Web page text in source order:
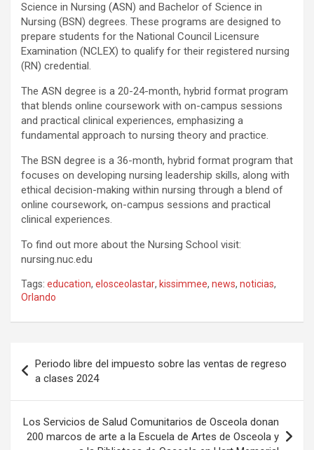
Science in Nursing (ASN) and Bachelor of Science in
Nursing (BSN) degrees. These programs are designed to
prepare students for the National Council Licensure
Examination (NCLEX) to qualify for their registered nursing
(RN) credential.
The ASN degree is a 20-24-month, hybrid format program
that blends online coursework with on-campus sessions
and practical clinical experiences, emphasizing a
fundamental approach to nursing theory and practice.
The BSN degree is a 36-month, hybrid format program that
focuses on developing nursing leadership skills, along with
ethical decision-making within nursing through a blend of
online coursework, on-campus sessions and practical
clinical experiences.
To find out more about the Nursing School visit:
nursing.nuc.edu
Tags: education, elosceolastar, kissimmee, news, noticias,
Orlando
s
Periodo libre del impuesto sobre las ventas de regreso
a clases 2024
Los Servicios de Salud Comunitarios de Osceola donan
200 marcos de arte a la Escuela de Artes de Osceola y